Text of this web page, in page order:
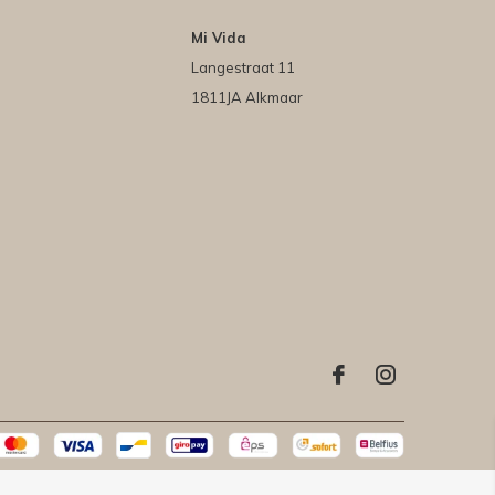
Mi Vida
Langestraat 11
1811JA Alkmaar